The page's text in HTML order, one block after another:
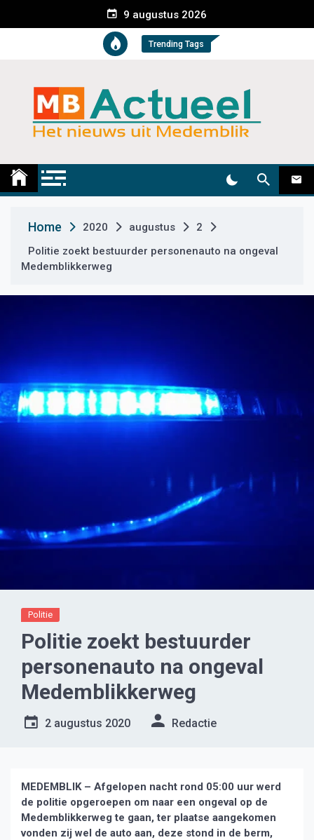
e
t
9 augustus 2026
Trending Tags
Medemblik Actueel
Home 2020 augustus
2
Politie zoekt bestuurder personenauto na ongeval
Medemblikkerweg
Politie
Politie zoekt bestuurder
personenauto na ongeval
Medemblikkerweg
2 augustus 2020 Redactie
MEDEMBLIK – Afgelopen nacht rond 05:00 uur werd
de politie opgeroepen om naar een ongeval op de
Medemblikkerweg te gaan, ter plaatse aangekomen
vonden zij wel de auto aan, deze stond in de berm,